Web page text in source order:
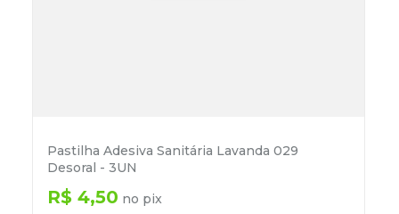
Pastilha Adesiva Sanitária Lavanda 029
Desoral - 3UN
R$ 4,50 no pix